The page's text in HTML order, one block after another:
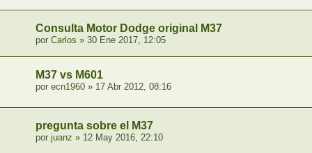
Consulta Motor Dodge original M37
por Carlos » 30 Ene 2017, 12:05
M37 vs M601
por ecn1960 » 17 Abr 2012, 08:16
pregunta sobre el M37
por juanz » 12 May 2016, 22:10